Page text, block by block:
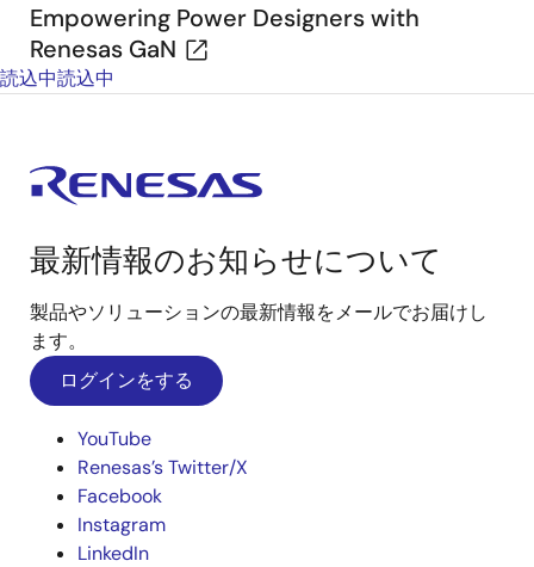
Empowering Power Designers with
Renesas GaN
読込中読込中
最新情報のお知らせについて
製品やソリューションの最新情報をメールでお届けし
ます。
ログインをする
YouTube
Renesas’s Twitter/X
Facebook
Instagram
LinkedIn